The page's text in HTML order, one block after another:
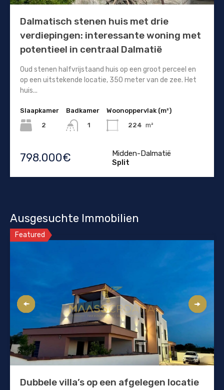
Dalmatisch stenen huis met drie
verdiepingen: interessante woning met
potentieel in centraal Dalmatië
Oud stenen halfvrijstaand huis op een groot perceel en
op een uitstekende locatie, 350 meter van de zee. Het
huis...
Slaapkamer
2
Badkamer
1
Woonoppervlak (m²)
224 m²
798.000€
Midden-Dalmatië
Split
Ausgesuchte Immobilien
Featured
Dubbele villa’s op een afgelegen locatie